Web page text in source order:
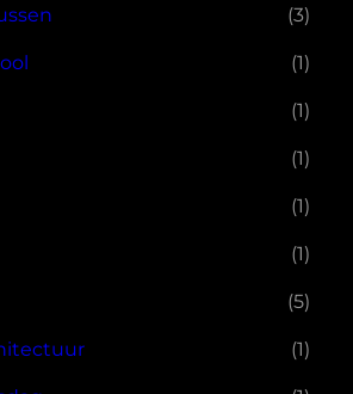
(3)
(1)
(1)
(1)
(1)
(1)
(5)
(1)